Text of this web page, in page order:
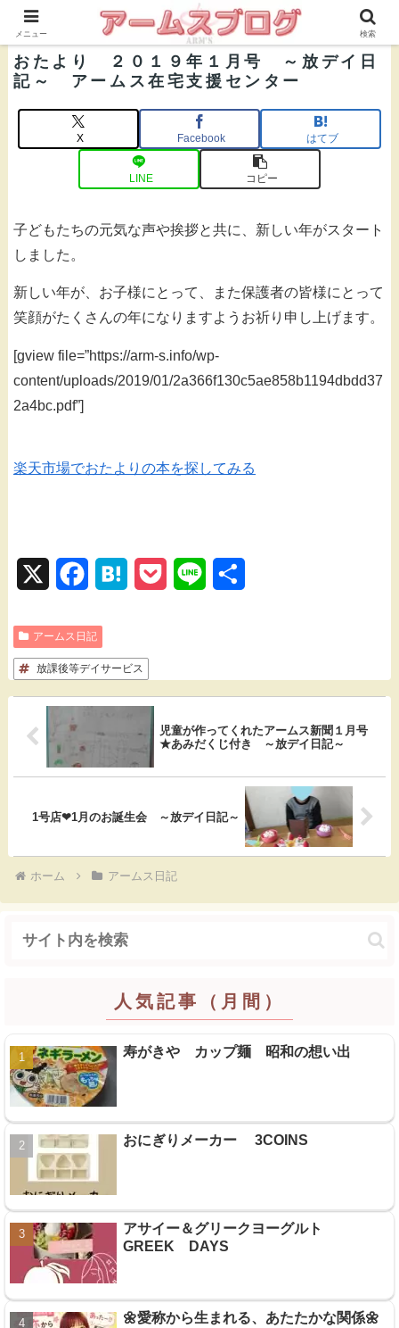
株式会社ＡＲＭ’Ｓ 公式ブログ
おたより ２０１９年１月号 ～放デイ日
記～ アームス在宅支援センター
X Facebook はてブ
LINE コピー
子どもたちの元気な声や挨拶と共に、新しい年がスタート
しました。
新しい年が、お子様にとって、また保護者の皆様にとって
笑顔がたくさんの年になりますようお祈り申し上げます。
[gview file=”https://arm-s.info/wp-
content/uploads/2019/01/2a366f130c5ae858b1194dbdd37
2a4bc.pdf”]
楽天市場でおたよりの本を探してみる
c
e
b
o
e
n e
t
アームス日記
放課後等デイサービス
児童が作ってくれたアームス新聞１月号
★あみだくじ付き ～放デイ日記～
1号店❤1月のお誕生会 ～放デイ日記～
ホーム アームス日記
人気記事（月間）
寿がきや カップ麺 昭和の想い出
おにぎりメーカー 3COINS
アサイー＆グリークヨーグルト
GREEK DAYS
🌼愛称から生まれる、あたたかな関係🌼
メニュー 検索